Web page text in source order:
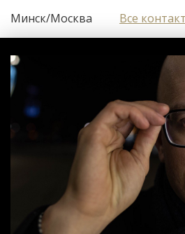
Минск/Москва Все